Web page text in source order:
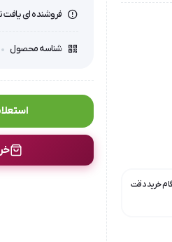
خرید دقت
فروشنده ای یافت
شناسه محصول